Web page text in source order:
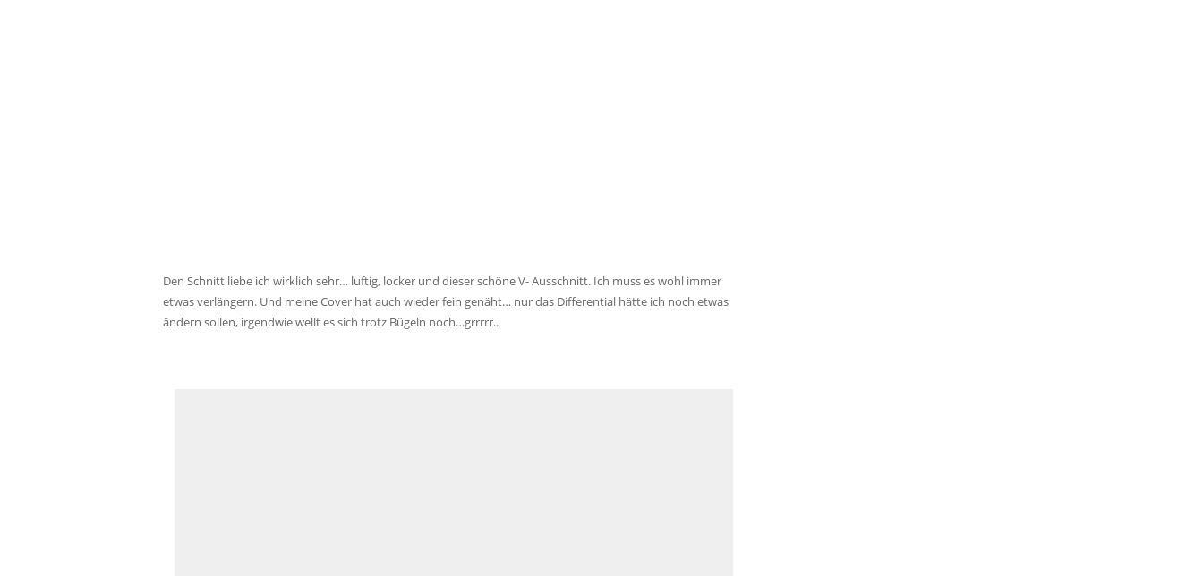
Den Schnitt liebe ich wirklich sehr… luftig, locker und dieser schöne V- Ausschnitt. Ich muss es wohl immer
etwas verlängern. Und meine Cover hat auch wieder fein genäht… nur das Differential hätte ich noch etwas
ändern sollen, irgendwie wellt es sich trotz Bügeln noch…grrrrr..